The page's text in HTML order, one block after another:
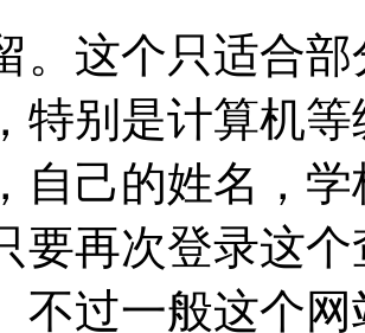
。这个只适合
特别是计算机
自己的姓名，
要再次登录这
不过一般这个